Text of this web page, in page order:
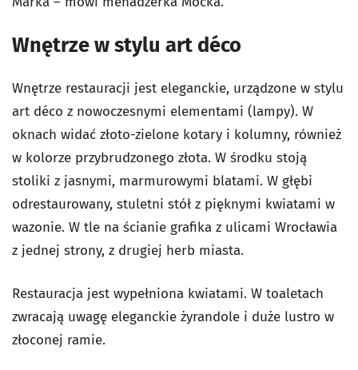
Wnętrze w stylu art déco
Wnętrze restauracji jest eleganckie, urządzone w stylu
art déco z nowoczesnymi elementami (lampy). W
oknach widać złoto-zielone kotary i kolumny, również
w kolorze przybrudzonego złota. W środku stoją
stoliki z jasnymi, marmurowymi blatami. W głębi
odrestaurowany, stuletni stół z pięknymi kwiatami w
wazonie. W tle na ścianie grafika z ulicami Wrocławia
z jednej strony, z drugiej herb miasta.
Restauracja jest wypełniona kwiatami. W toaletach
zwracają uwagę eleganckie żyrandole i duże lustro w
złoconej ramie.